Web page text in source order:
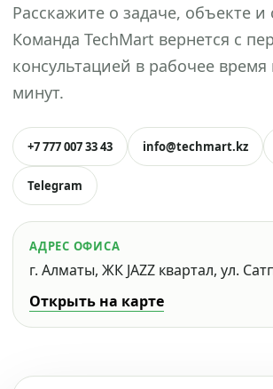
Расскажите о задаче, объекте и
Команда TechMart вернется с
консультацией в рабочее время
минут.
+7 777 007 33 43 info@techmart.kz
Telegram
АДРЕС ОФИСА
г. Алматы, ЖК JAZZ квартал, ул.
Открыть на карте